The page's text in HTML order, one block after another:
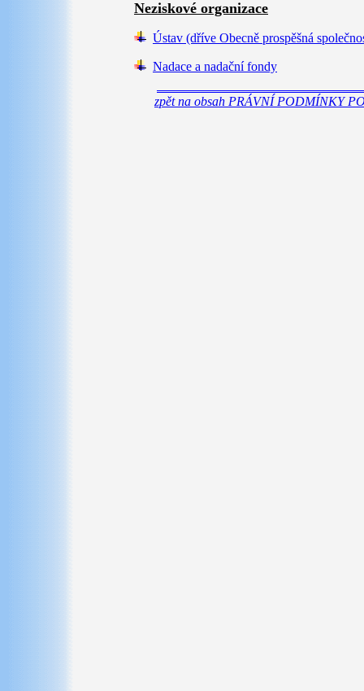
Neziskové organizace
Ústav (dříve Obecně prospěšná
Nadace a nadační fondy
zpět na obsah PRÁVNÍ PODMÍNKY